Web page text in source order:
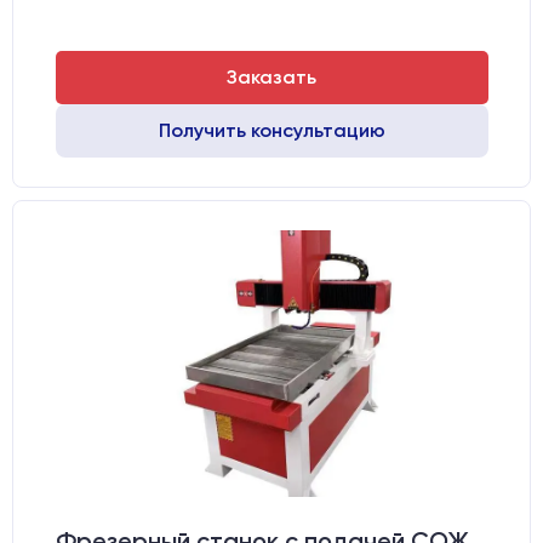
Заказать
Получить консультацию